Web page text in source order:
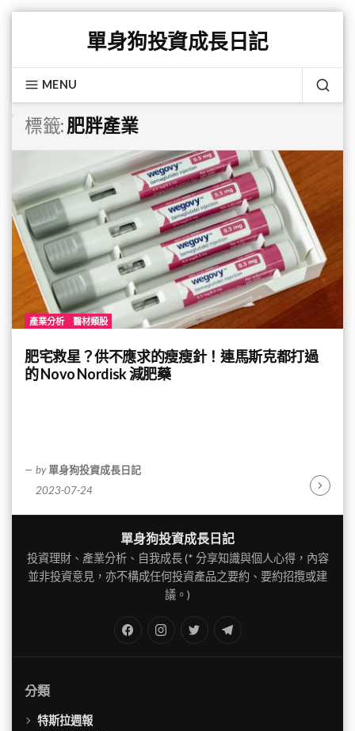
content
單身狗投資成長日記
MENU
標籤:肥胖產業
產業分析 醫材類股
肥宅救星？供不應求的瘦瘦針！連馬斯克都打過
的 Novo Nordisk 減肥藥
by 單身狗投資成長日記
2023-07-24
單身狗投資成長日記
投資理財、產業分析、自我成長 (* 分享知識與個人心得，內容
並非投資意見，亦不構成任何投資產品之要約、要約招攬或建
議。)
Twitter
分類
特斯拉週報